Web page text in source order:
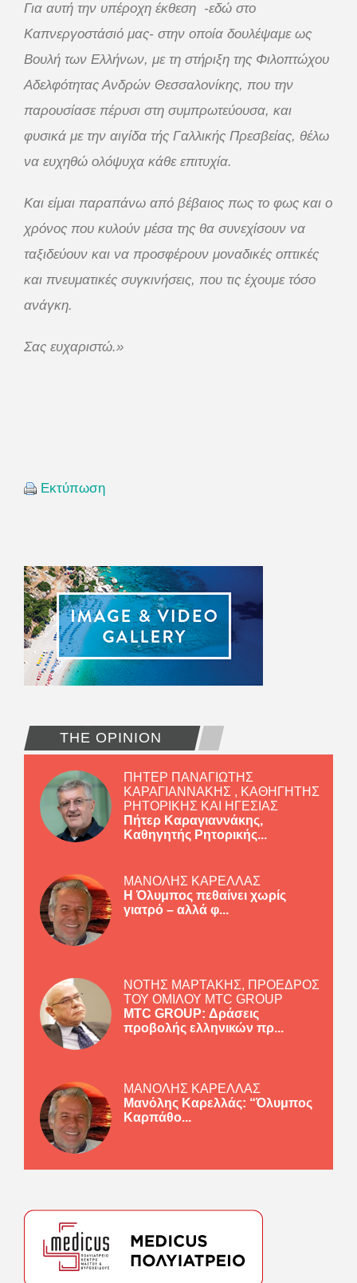
Για αυτή την υπέροχη έκθεση -εδώ στο
Καπνεργοστάσιό μας- στην οποία δουλέψαμε ως
Βουλή των Ελλήνων, με τη στήριξη της Φιλοπτώχου
Αδελφότητας Ανδρών Θεσσαλονίκης, που την
παρουσίασε πέρυσι στη συμπρωτεύουσα, και
φυσικά με την αιγίδα τής Γαλλικής Πρεσβείας, θέλω
να ευχηθώ ολόψυχα κάθε επιτυχία.
Και είμαι παραπάνω από βέβαιος πως το φως και ο
χρόνος που κυλούν μέσα της θα συνεχίσουν να
ταξιδεύουν και να προσφέρουν μοναδικές οπτικές
και πνευματικές συγκινήσεις, που τις έχουμε τόσο
ανάγκη.
Σας ευχαριστώ.»
Εκτύπωση
THE OPINION
ΠΗΤΕΡ ΠΑΝΑΓΙΩΤΗΣ
ΚΑΡΑΓΙΑΝΝΑΚΗΣ , ΚΑΘΗΓΗΤΗΣ
ΡΗΤΟΡΙΚΗΣ ΚΑΙ ΗΓΕΣΙΑΣ
Πήτερ Καραγιαννάκης,
Καθηγητής Ρητορικής...
ΜΑΝΟΛΗΣ ΚΑΡΕΛΛΑΣ
Η Όλυμπος πεθαίνει χωρίς
γιατρό – αλλά φ...
ΝΟΤΗΣ ΜΑΡΤΑΚΗΣ, ΠΡΟΕΔΡΟΣ
ΤΟΥ ΟΜΙΛΟΥ MTC GROUP
MTC GROUP: Δράσεις
προβολής ελληνικών πρ...
ΜΑΝΟΛΗΣ ΚΑΡΕΛΛΑΣ
Μανόλης Καρελλάς: “Όλυμπος
Καρπάθο...